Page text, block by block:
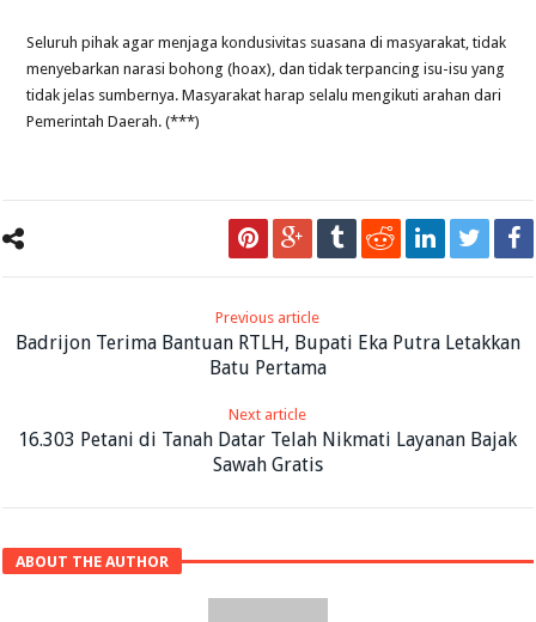
Seluruh pihak agar menjaga kondusivitas suasana di masyarakat, tidak
menyebarkan narasi bohong (hoax), dan tidak terpancing isu-isu yang
tidak jelas sumbernya. Masyarakat harap selalu mengikuti arahan dari
Pemerintah Daerah. (***)
Previous article
Badrijon Terima Bantuan RTLH, Bupati Eka Putra Letakkan
Batu Pertama
Next article
16.303 Petani di Tanah Datar Telah Nikmati Layanan Bajak
Sawah Gratis
ABOUT THE AUTHOR